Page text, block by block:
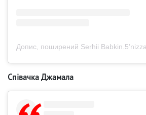
Співачка Джамала